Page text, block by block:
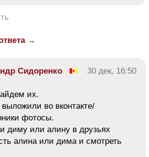
→
Сидоренко
30 дек, 16:50
их.
выложили во вконтакте/
фотосы.
диму или алину в друзьях
алина или дима и смотреть